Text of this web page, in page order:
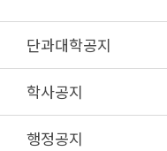
단과대학공지
학사공지
행정공지